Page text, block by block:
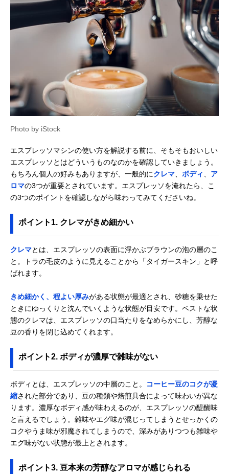
Photo by iStock
エスプレッソマシンの使い方を解説する前に、そもそもおいしい
エスプレッソとはどういうものなのかを確認していきましょう。
もちろん個人の好みもありますが、一般的にクレマ、 ボディ、 ア
ロマの3つが重要とされています。エスプレッソを淹れたら、こ
の3つのポイントを確認しながら味わってみてくださいね。
ポイント1. クレマがきめ細かい
クレマとは、エスプレッソの表面に浮かぶブラウンの泡の層のこ
と。トラの毛皮のように見えることから「タイガースキン」と呼
ばれます。
きめ細かく、程よい厚みがある状態が最適とされ、砂糖を乗せた
ときにゆっくりと沈んでいくような状態が目安です。ベストな状
態のクレマは、エスプレッソの口当たりをなめらかにし、芳醇な
豆の香りを閉じ込めてくれます。
ポイント2. ボディが濃厚で雑味がない
ボディとは、エスプレッソの中層のこと。
コーヒー豆のコクが凝
縮された部分であり、豆の種類や焙煎具合によって味わいが異な
ります。濃厚なボディ感が味わえるのが、エスプレッソの醍醐味
と言えるでしょう。雑味やエグ味が混じってしまうとせっかくの
コクやうま味が邪魔されてしまうので、深みがありつつも雑味や
エグ味がない状態が最上とされます。
ポイント3. 豆本来の芳醇なアロマが感じられる